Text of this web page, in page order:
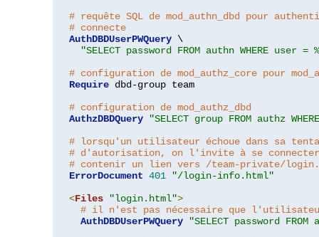
# requête SQL de mod_authn_dbd pour
# connecte
AuthDBDUserPWQuery \
"SELECT password FROM authn WHERE
# configuration de mod_authz_core pour
Require dbd-group team
# configuration de mod_authz_dbd
AuthzDBDQuery
"SELECT group FROM authz
# lorsqu'un utilisateur échoue dans sa
# d'autorisation, on l'invite à se
# contenir un lien vers /team-private/
ErrorDocument 401
"/login-info.html"
<Files "login.html">
# il n'est pas nécessaire que
AuthDBDUserPWQuery
"SELECT password